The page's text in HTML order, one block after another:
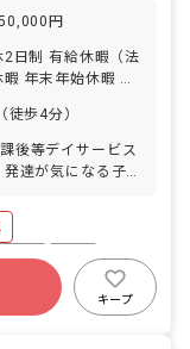
円
日制 有給休暇（法
年末年始休暇 慶
日112日
歩4分）
後等デイサービス
達が気になる子ど
ます。 《主な
助 知育、制作の
ベント企画、準
き添いなど
完備
産休育休制度
キープ